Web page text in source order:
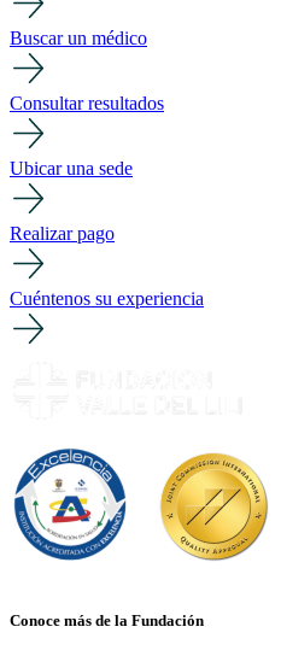
Buscar un médico
Consultar resultados
Ubicar una sede
Realizar pago
Cuéntenos su experiencia
Conoce más de la Fundación